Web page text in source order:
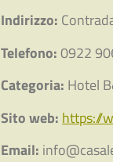
Indirizzo:
Telefono:0922
Categoria: Hotel
Sito web: https://
Email: